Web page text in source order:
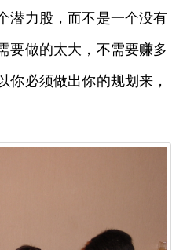
潜力股，而不是一个没有
要做的太大，不需要赚多
你必须做出你的规划来，